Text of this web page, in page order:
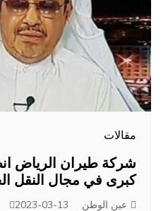
مقالات
شركة طيران الرياض
كبرى في مجال النقل
عين الوطن 2023-03-13